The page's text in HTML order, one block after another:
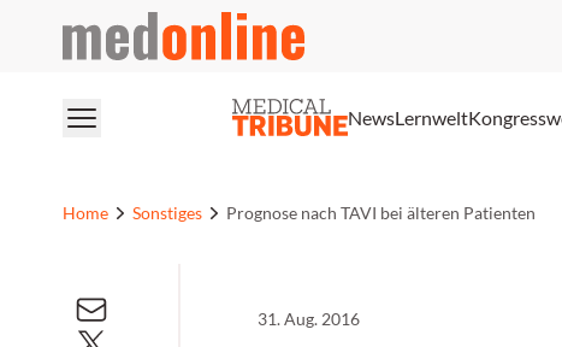
medonline
NewsLernwelt
Home Sonstiges Prognose nach TAVI bei älteren Patienten
31. Aug. 2016